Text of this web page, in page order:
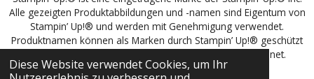
Diese Website verwendet Cookies, um Ihr
a
r
a
m
u
b
e
e
r
e
s
t
Alle gezeigten Produktabbildungen und -namen sind Eigentum von
Stampin’ Up!® und werden mit Genehmigung verwendet.
Produktnamen können als Marken durch Stampin’ Up!® geschützt
sein und sind entsprechend mit ™ oder ® gekennzeichnet.
Bildmaterial © Stampin’ Up!®